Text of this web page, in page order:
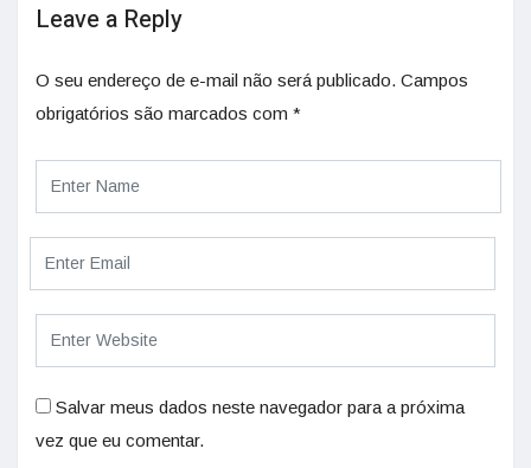
Leave a Reply
O seu endereço de e-mail não será publicado. Campos
obrigatórios são marcados com *
Salvar meus dados neste navegador para a próxima
vez que eu comentar.